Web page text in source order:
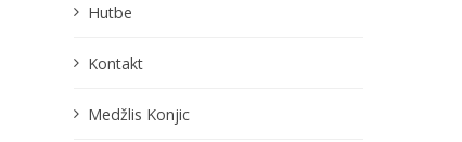
Hutbe
Kontakt
Medžlis Konjic